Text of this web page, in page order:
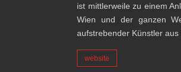
ist mittlerweile zu einem
Wien und der ganzen
aufstrebender Künstler aus
website